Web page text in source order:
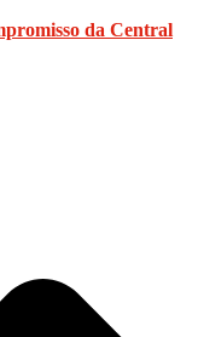
da Central